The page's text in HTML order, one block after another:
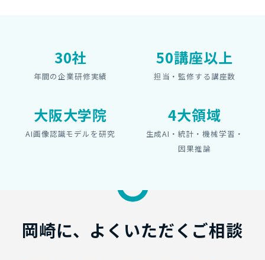
30社
年間の企業研修実績
50講座以上
担当・監修する講座数
大阪大学院
AI画像認識モデルを研究
4大領域
生成AI・統計・機械学習・
因果推論
岡崎に、よく いただくご相談